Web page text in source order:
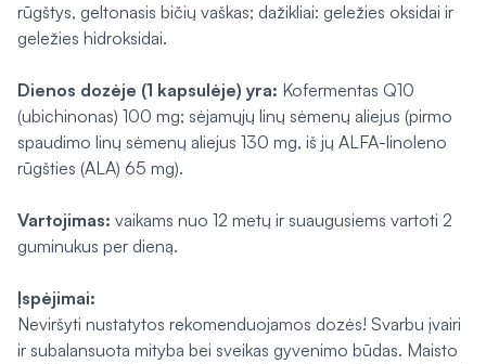
rūgštys, geltonasis bičių vaškas; dažikliai: geležies oksidai ir
geležies hidroksidai.
Dienos dozėje (1 kapsulėje) yra: Kofermentas Q10
(ubichinonas) 100 mg; sėjamųjų linų sėmenų aliejus (pirmo
spaudimo linų sėmenų aliejus 130 mg, iš jų ALFA-linoleno
rūgšties (ALA) 65 mg).
Vartojimas: vaikams nuo 12 metų ir suaugusiems vartoti 2
guminukus per dieną.
Įspėjimai:
Neviršyti nustatytos rekomenduojamos dozės! Svarbu įvairi
ir subalansuota mityba bei sveikas gyvenimo būdas. Maisto